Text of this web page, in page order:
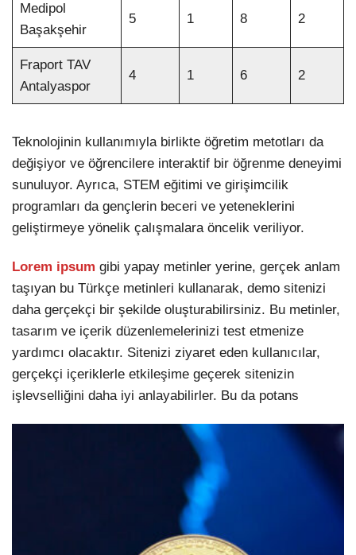
Medipol
Başakşehir
5 1 8 2
Fraport TAV
Antalyaspor
4 1 6 2
Teknolojinin kullanımıyla birlikte öğretim metotları da
değişiyor ve öğrencilere interaktif bir öğrenme deneyimi
sunuluyor. Ayrıca, STEM eğitimi ve girişimcilik
programları da gençlerin beceri ve yeteneklerini
geliştirmeye yönelik çalışmalara öncelik veriliyor.
Lorem ipsum gibi yapay metinler yerine, gerçek anlam
taşıyan bu Türkçe metinleri kullanarak, demo sitenizi
daha gerçekçi bir şekilde oluşturabilirsiniz. Bu metinler,
tasarım ve içerik düzenlemelerinizi test etmenize
yardımcı olacaktır. Sitenizi ziyaret eden kullanıcılar,
gerçekçi içeriklerle etkileşime geçerek sitenizin
işlevselliğini daha iyi anlayabilirler. Bu da potans